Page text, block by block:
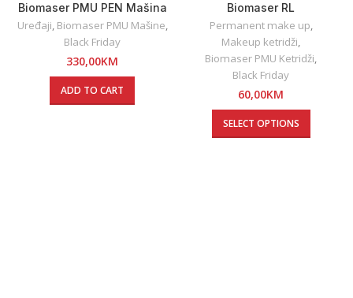
Biomaser PMU PEN Mašina
DM-HP-9871 Black
Uređaji, Biomaser PMU Mašine,
Black Friday
330,00KM
ADD TO CART
Biomaser RL
Permanent make up,
Makeup ketridži,
Biomaser PMU Ketridži,
Black Friday
60,00KM
SELECT OPTIONS